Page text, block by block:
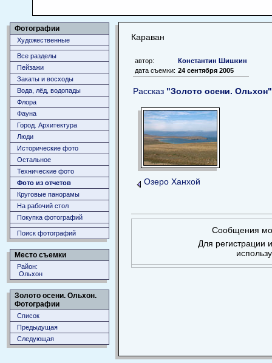
Фотографии
Художественные
Все разделы
Пейзажи
Закаты и восходы
Вода, лёд, водопады
Флора
Фауна
Город. Архитектура
Люди
Исторические фото
Остальное
Технические фото
Фото из отчетов
Круговые панорамы
На рабочий стол
Покупка фотографий
Поиск фотографий
Место съемки
Район:
Ольхон
Золото осени. Ольхон.
Фотографии
Список
Предыдущая
Следующая
Караван
автор:
Константин Шишкин
дата съемки: 24 сентября 2005
Рассказ "Золото осени. Ольхон"
Озеро Ханхой
Сообщения
Для регистрации